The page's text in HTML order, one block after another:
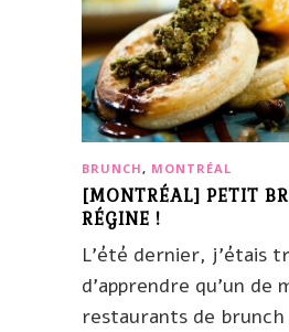
BRUNCH, MONTRÉAL
[MONTRÉAL] PETIT
RÉGINE !
L’été dernier, j’étais
d’apprendre qu’un de
restaurants de